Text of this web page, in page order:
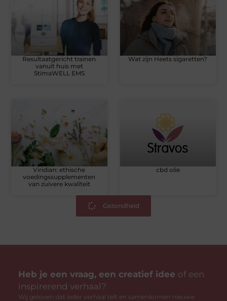
Resultaatgericht trainen
vanuit huis met
StimaWELL EMS
Wat zijn Heets sigaretten?
Viridian: ethische
voedingssupplementen
van zuivere kwaliteit
cbd olie
Gezondheid
Heb je een vraag, een creatief idee of een
inspirerend verhaal?
Wij geloven dat ieder verhaal telt en samenkomen nieuwe